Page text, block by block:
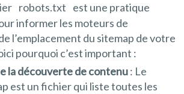
robots.txt est une pratique
informer les moteurs de
l’emplacement du sitemap de votre
pourquoi c’est important :
la découverte de contenu: Le
est un fichier qui liste toutes les